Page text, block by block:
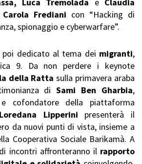
Luca Tremolada eClaudia
Carola Frediani con “Hacking di
spionaggio e cyberwarfare”.
poi dedicato al tema dei migranti,
9. Da non perdere i keynote
della Ratta sulla primavera araba
diSami Ben Gharbia,
cofondatore della piattaforma
Loredana Lipperini presenterà il
da nuovi punti di vista, insieme a
Cooperativa Sociale Barikamà. A
incontri affronteranno il rapporto